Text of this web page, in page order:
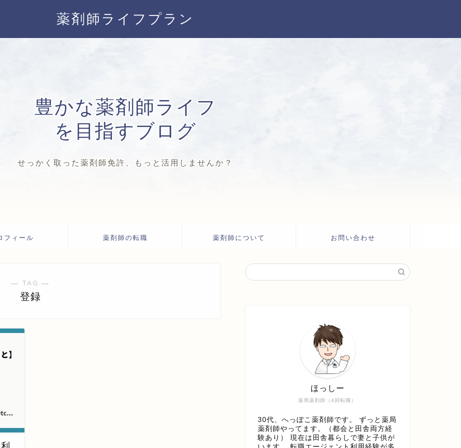
薬剤師ライフプラン
豊かな薬剤師ライフ
を目指すブログ
せっかく取った薬剤師免許、もっと活用しませんか？
フィール 薬剤師の転職 薬剤師について お問い合わせ
― TAG ―
登録
薬局薬剤師（4回転職）
ほっしー
30代、へっぽこ薬剤師です。 ずっと薬局
薬剤師やってます。（都会と田舎両方経
験あり） 現在は田舎暮らしで妻と子供が